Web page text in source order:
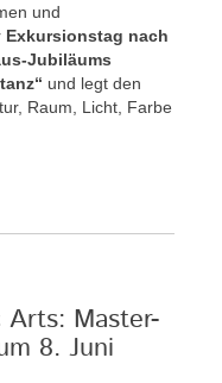
und
Exkursionstag nach
Jubiläums
und legt den
Raum, Licht, Farbe
Arts: Master-
8. Juni